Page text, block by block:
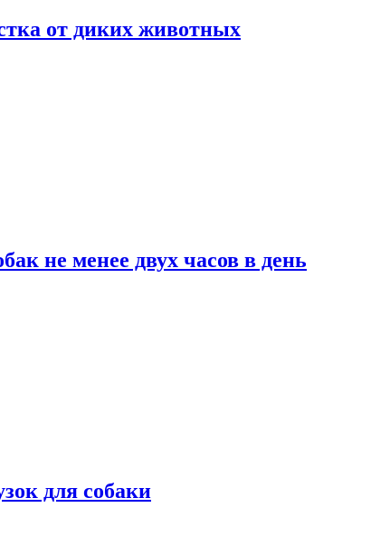
от диких животных
не менее двух часов в день
для собаки